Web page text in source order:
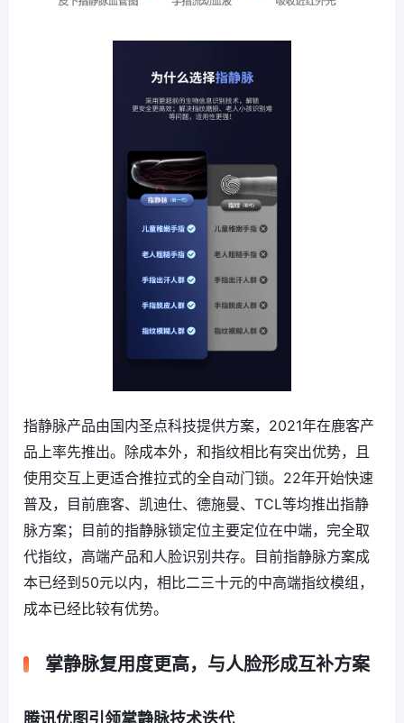
指静脉产品由国内圣点科技提供方案，2021年在鹿客产
品上率先推出。除成本外，和指纹相比有突出优势，且
使用交互上更适合推拉式的全自动门锁。22年开始快速
普及，目前鹿客、凯迪仕、德施曼、TCL等均推出指静
脉方案；目前的指静脉锁定位主要定位在中端，完全取
代指纹，高端产品和人脸识别共存。目前指静脉方案成
本已经到50元以内，相比二三十元的中高端指纹模组，
成本已经比较有优势。
掌静脉复用度更高，与人脸形成互补方案
腾讯优图引领掌静脉技术迭代